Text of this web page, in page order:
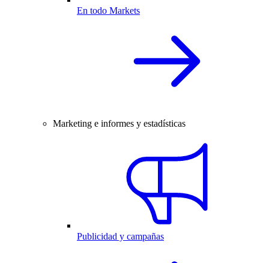
En todo Markets
Marketing e informes y estadísticas
Publicidad y campañas